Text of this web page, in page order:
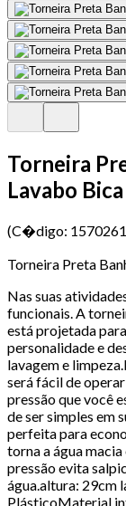
Torneira
Lavabo
(C�digo:
Torneira Preta
Nas suas
funcionais. A
está projetada
personalidade e
lavagem e
será fácil de
pressão que você
de ser simples em
perfeita para
torna a água
pressão evita
água.altura: 29cm
PlásticoMaterial